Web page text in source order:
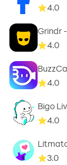
4.0
Grindr
4.0
4.0
Bigo
4.0
3.0